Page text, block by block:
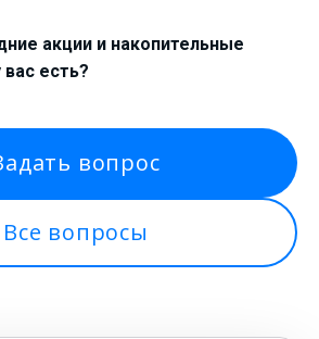
акции и накопительные
есть?
вопрос
Все вопросы